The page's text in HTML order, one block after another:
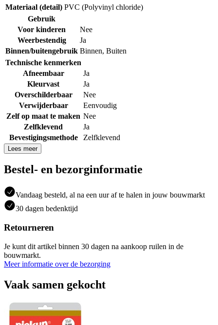
Materiaal (detail) PVC (Polyvinyl chloride)
Gebruik
Voor kinderen
Nee
Weerbestendig
Ja
Binnen/buitengebruik Binnen, Buiten
Technische kenmerken
Afneembaar
Ja
Kleurvast
Ja
Overschilderbaar
Nee
Verwijderbaar
Eenvoudig
Zelf op maat te maken Nee
Zelfklevend
Ja
Bevestigingsmethode
Zelfklevend
Lees meer
Bestel- en bezorginformatie
Vandaag besteld, al na een uur af te halen in jouw bouwmarkt
30 dagen bedenktijd
Retourneren
Je kunt dit artikel binnen 30 dagen na aankoop ruilen in de
bouwmarkt.
Meer informatie over de bezorging
Vaak samen gekocht